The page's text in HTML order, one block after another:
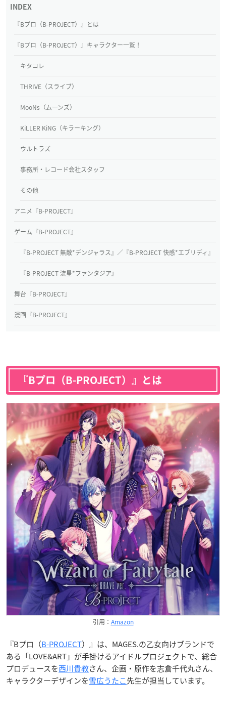
『Bプロ（B-PROJECT）』とは
『Bプロ（B-PROJECT）』キャラクター一覧！
キタコレ
THRIVE（スライブ）
MooNs（ムーンズ）
KiLLER KiNG（キラーキング）
ウルトラズ
事務所・レコード会社スタッフ
その他
アニメ『B-PROJECT』
ゲーム『B-PROJECT』
『B-PROJECT 無敵*デンジャラス』／『B-PROJECT 快感*エブリディ』
『B-PROJECT 流星*ファンタジア』
舞台『B-PROJECT』
漫画『B-PROJECT』
『Bプロ（B-PROJECT）』とは
引用： Amazon
『Bプロ（B-PROJECT）』は、MAGES.の乙女向けブランドで
ある「LOVE&ART」が手掛けるアイドルプロジェクトで、総合
プロデュースを西川貴教さん、企画・原作を志倉千代丸さん、
キャラクターデザインを雪広うたこ先生が担当しています。